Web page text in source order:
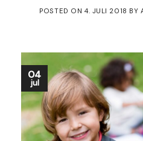
POSTED ON 4. JULI 2018 BY
04
jul